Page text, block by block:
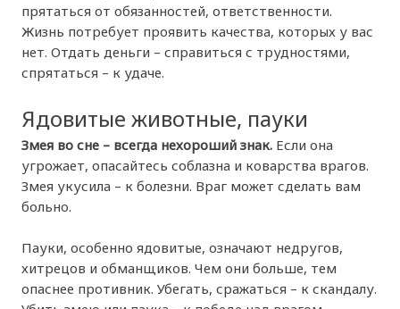
прятаться от обязанностей, ответственности.
Жизнь потребует проявить качества, которых у вас
нет. Отдать деньги – справиться с трудностями,
спрятаться – к удаче.
Ядовитые животные, пауки
Змея во сне – всегда нехороший знак. Если она
угрожает, опасайтесь соблазна и коварства врагов.
Змея укусила – к болезни. Враг может сделать вам
больно.
Пауки, особенно ядовитые, означают недругов,
хитрецов и обманщиков. Чем они больше, тем
опаснее противник. Убегать, сражаться – к скандалу.